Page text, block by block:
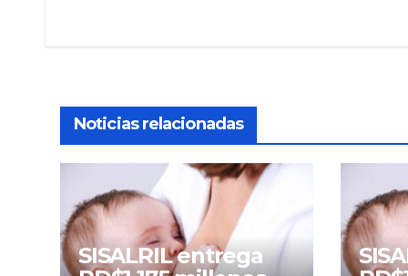
Noticias relacionadas
SISALRIL entrega